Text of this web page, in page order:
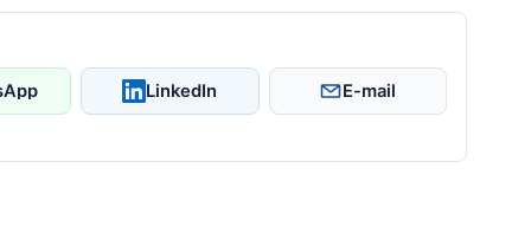
LinkedIn E-mail